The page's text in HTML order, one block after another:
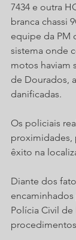
7434 e outra
branca chassi
equipe da PM
sistema onde
motos haviam
de Dourados,
danificadas.
Os policiais
proximidades,
êxito na
Diante dos
Polícia Civil de